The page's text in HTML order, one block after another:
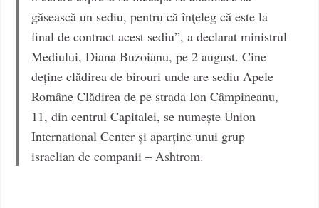
găsească un sediu, pentru că înţeleg că este la
final de contract acest sediu”, a declarat ministrul
Mediului, Diana Buzoianu, pe 2 august. Cine
deține clădirea de birouri unde are sediu Apele
Române Clădirea de pe strada Ion Câmpineanu,
11, din centrul Capitalei, se numește Union
International Center și aparține unui grup
israelian de companii – Ashtrom.